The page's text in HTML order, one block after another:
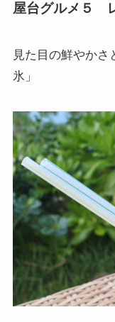
屋台グルメ５
見た目の鮮やかさ
氷 」